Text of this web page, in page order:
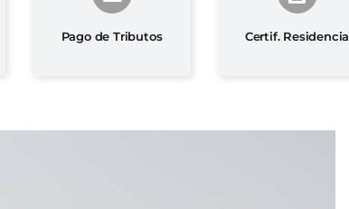
Pago de Tributos Certif. Residencia